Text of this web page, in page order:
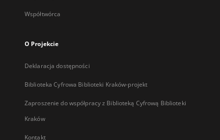
Współtwórca
O Projekcie
Deklaracja dostępności
Biblioteka Cyfrowa Biblioteki Kraków-projekt
Zaproszenie do współpracy z Biblioteką Cyfrową Biblioteki
Kraków
Kontakt